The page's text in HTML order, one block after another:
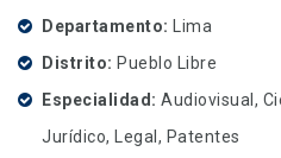
Departamento Lima
Distrito Pueblo Libre
Especialidad Audiovisual,
Jurídico, Legal, Patentes